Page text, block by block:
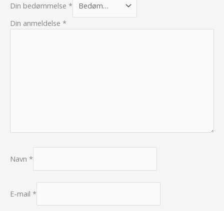
Din bedømmelse *
Din anmeldelse *
Navn *
E-mail *